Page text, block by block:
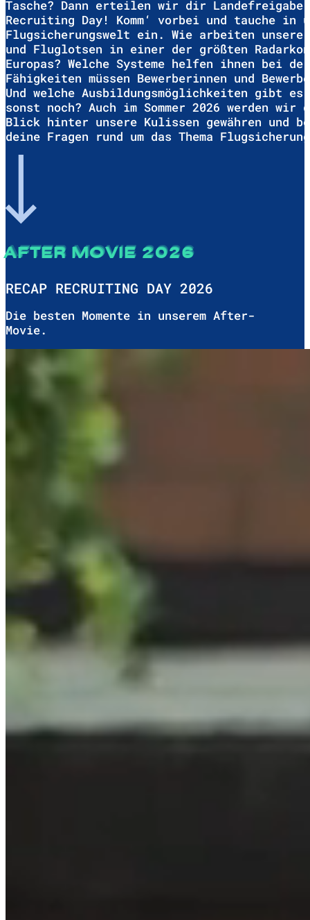
Tasche? Dann erteilen wir dir Landefreigabe
Recruiting Day! Komm‘ vorbei und tauche in
Flugsicherungswelt ein. Wie arbeiten unsere
und ​Fluglotsen in einer der größten
Europas? Welche ​Systeme helfen ihnen bei
Fähigkeiten müssen Bewerberinnen ​und
Und welche ​Ausbildungsmöglichkeiten gibt es
sonst noch? Auch im Sommer 2026 werden
Blick hinter unsere ​Kulissen gewähren und
deine Fragen rund um das Thema
AFTER MOVIE 2026
RECAP RECRUITING DAY 2026
Die besten Momente in unserem After-
Movie.